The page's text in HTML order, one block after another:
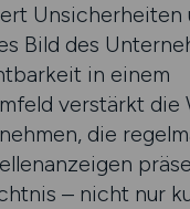
Bild des
in einem
verstärkt die
die
– nicht nur